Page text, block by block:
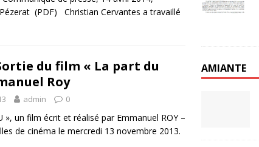
(PDF) Christian Cervantes a travaillé
du film « La part du
Roy
admin 0
», un film écrit et réalisé par Emmanuel ROY –
de cinéma le mercredi 13 novembre 2013.
AMIANTE